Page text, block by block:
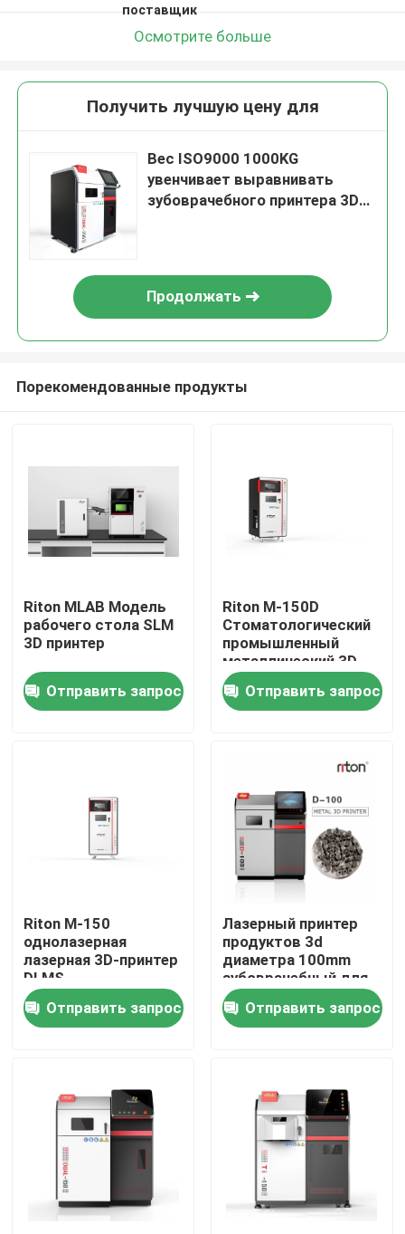
Дома
Контакты
Принтер металла 3D лазера
Зубоврачебный принтер металла 3D
Принтер DLMS 3D
Принтер LCD 3D
Фоточувствительная смола
поставщик
Осмотрите больше
Получить лучшую цену для
Вес ISO9000 1000KG
увенчивает выравнивать
зубоврачебного принтера 3D
Продолжать
Порекомендованные продукты
Riton MLAB Модель
рабочего стола SLM
3D принтер
Отправить запрос
Riton M-150D
Стоматологический
промышленный
металлический 3D-
принтер / машина
для аддитивного
производства /
машина для
обработки металлов
Отправить запрос
Riton M-150
однолазерная
лазерная 3D-принтер
DLMS
Отправить запрос
Лазерный принтер
продуктов 3d
диаметра 100mm
зубоврачебный для
больницы
Отправить запрос